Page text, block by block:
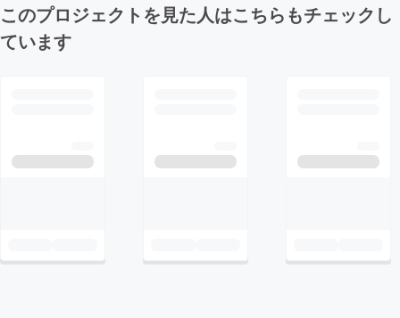
このプロジェクトを見た人はこちらもチェックし
ています